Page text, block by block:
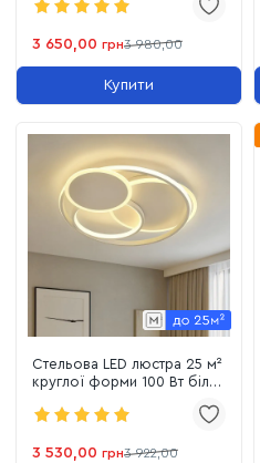
3 650,00 грн3 980,00
Купити
Стельова LED люстра 25 м²
круглої форми 100 Вт біла
(VIOLUX SPINER 220525)
3 530,00 грн3 922,00